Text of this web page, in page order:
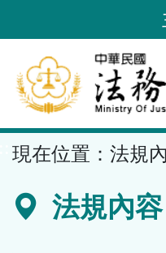
到
要
內
容
區
現在位置： 法規
法規內容